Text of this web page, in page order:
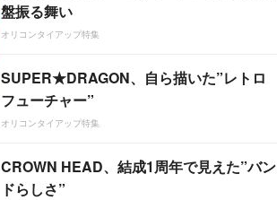
盤振る舞い
オリコンタイアップ特集
SUPER★DRAGON、自ら描いた”レトロ
フューチャー”
オリコンタイアップ特集
CROWN HEAD、結成1周年で見えた”バン
ドらしさ”